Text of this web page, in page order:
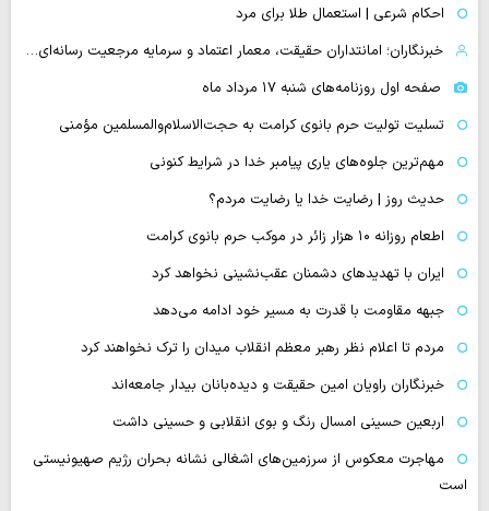
احکام شرعی | استعمال طلا برای مرد
خبرنگاران؛ امانتداران حقیقت، معمار اعتماد و سرمایه مرجعیت رسانه‌ای…
صفحه اول روزنامه‌های شنبه ۱۷ مرداد ماه
تسلیت تولیت حرم بانوی کرامت به حجت‌الاسلام‌والمسلمین مؤمنی
مهم‌ترین جلوه‌های یاری پیامبر خدا در شرایط کنونی
حدیث روز | رضایت خدا یا رضایت مردم؟
اطعام روزانه ۱۰ هزار زائر در موکب حرم بانوی کرامت
ایران با تهدیدهای دشمنان عقب‌نشینی نخواهد کرد
جبهه مقاومت با قدرت به مسیر خود ادامه می‌دهد
مردم تا اعلام نظر رهبر معظم انقلاب میدان را ترک نخواهند کرد
خبرنگاران راویان امین حقیقت و دیده‌بانان بیدار جامعه‌اند
اربعین حسینی امسال رنگ و بوی انقلابی و حسینی داشت
مهاجرت معکوس از سرزمین‌های اشغالی نشانه بحران رژیم صهیونیستی
است